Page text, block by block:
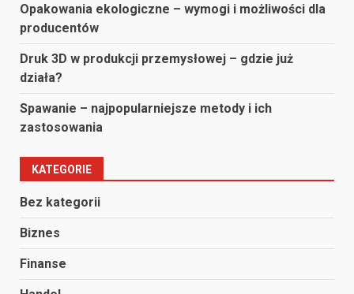
Opakowania ekologiczne – wymogi i możliwości dla
producentów
Druk 3D w produkcji przemysłowej – gdzie już
działa?
Spawanie – najpopularniejsze metody i ich
zastosowania
KATEGORIE
Bez kategorii
Biznes
Finanse